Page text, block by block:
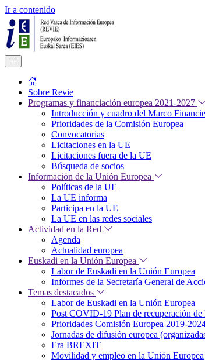
Ir a contenido
Sobre Revie
Programas y financiación europea 2021-2027
Introducción y cuadro del Marco
Prioridades de la Comisión Europea
Convocatorias
Licitaciones en la UE
Licitaciones fuera de la UE
Búsqueda de socios
Información de la Unión Europea
Políticas de la UE
La UE informa
Participa en la UE
La UE en las redes sociales
Actividad en la Red
Agenda
Actualidad europea
Euskadi en la Unión Europea
Labor de Euskadi en la Unión Europea
Informes de la Secretaría General de
Temas destacados
Labor de Euskadi en la Unión Europea
Post COVID-19 Plan de recuperación de
Prioridades Comisión Europea 2019-
Jornadas de difusión europea
Era BREXIT
Movilidad y empleo en la Unión Europea